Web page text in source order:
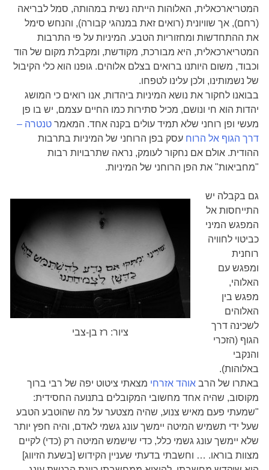
המטריארכאלית, האלוהות הייתה נשית במהותה, סמל לבריאה
(רחם), אך שוויונית (רואים זאת במנהגי קבורה), והנחש סימל
את ההתחדשות ומחזוריות הטבע. המיניות על פי התרבות
המטריארכאלית, היא מבורכת, מקודשת, ומקבלת מקום של הוד
וכבוד, משום היותנו ברואים בצלם אלוהים. גופנו הוא כלי הקיבול
של נשמותינו, ולכן עלינו לטפחו.
בבואנו לחקור את נושא המיניות ביהדות, אנו רואים כי המושג
יהדות הוא חי ונושם, מכיל סתירות כמו החיים עצמם, יש בו פן
מעשי ופן רוחני שלא תמיד עולים בקנה אחד. המאמר טנטרה –
דרך הגוף אל הרוח עסק בפן הרוחני של המיניות בתרבות
ההודית. אולם אם נחקור לעומק, נראה שתרבויות רבות
"מחביאות" את הפן הרוחני של המיניות.
ציור: רז בן-צבי
גם בקבלה יש
התייחסות אל
המפגש המיני
כביטוי לחוויה
רוחנית
ומפגש עם
האלוהי,
מפגש בין
האלוהים
לשכינה דרך
הגוף (הזכרי
והנקבי
באלוהות).
באתרו של הרב אוהד אזרחי מצאתי ציטוט יפה של רבי ברוך
מקוסוב, שהיה אחד מחשובי המקובלים בתנועה החסידית:
"שמעתי פעם מאיש צנוע, שהיה מצטער על מה שהוטבע הטבע
שעל ידי תשמיש המיטה יימשך עונג גשמי לאדם, והיה חפץ יותר
שלא יימשך עונג גשמי כלל, כדי שישמש המיטה רק (כדי) לקיים
מצוות בוראו. … וחשבתי בדעתי שעניין הקידוש [בשעת הזיווג]